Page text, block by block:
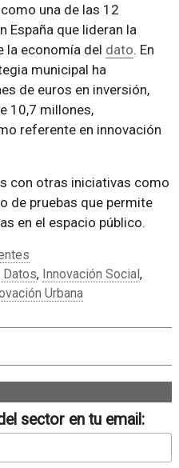
una de las 12
España que lideran la
economía del dato. En
municipal ha
de euros en inversión,
10,7 millones,
referente en innovación
con otras iniciativas como
de pruebas que permite
en el espacio público.
Datos, Innovación Social,
Urbana
sector en tu email: